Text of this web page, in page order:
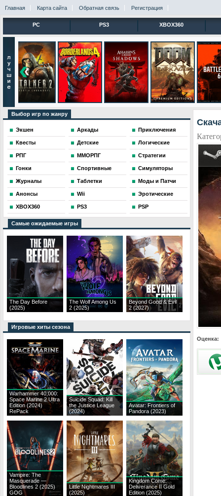
Главная Карта сайта Обратная связь Регистрация
PC PS3 XBOX360
Выбор игр по жанру
Экшен Аркады Приключения
Квесты Детские Логические
РПГ ММОРПГ Стратегии
Гонки Спортивные Симуляторы
Журналы Таблетки Моды и Патчи
Анонсы Wii Эротические
XBOX360 PS3 PSP
Самые ожидаемые игры
The Day Before
(2025)
The Wolf Among Us
2 (2025)
Beyond Good & Evil
2 (2027)
Игровые хиты сезона
Warhammer 40,000:
Space Marine 2 Ultra
Edition (2024)
RePack
Suicide Squad: Kill
the Justice League
(2024)
Avatar: Frontiers of
Pandora (2023)
Vampire: The
Masquerade —
Bloodlines 2 (2025)
GOG
Little Nightmares III
(2025)
Kingdom Come:
Deliverance II Gold
Edition (2025)
Оценка: